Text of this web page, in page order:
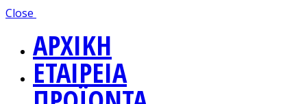
Close
ΑΡΧΙΚΗ
ΕΤΑΙΡΕΙΑ